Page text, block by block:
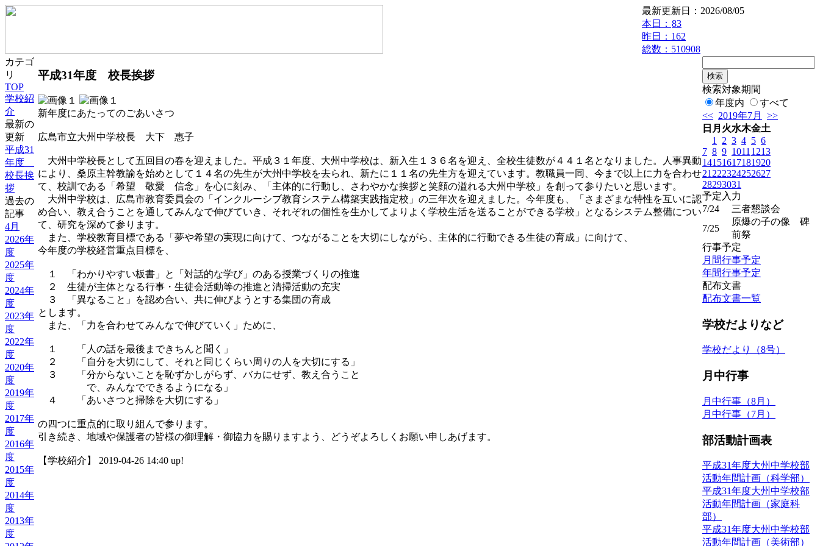
最新更新日：2026/08/05
本日： 83
昨日：162
総数：510908
カテゴ
リ
TOP
学校紹
介
最新の
更新
平成31
年度
校長挨
拶
過去の
記事
4月
2026年
度
2025年
度
2024年
度
2023年
度
2022年
度
2020年
度
2019年
度
2017年
度
2016年
度
2015年
度
2014年
度
2013年
度
平成31年度 校長挨拶
新年度にあたってのごあいさつ
広島市立大州中学校長 大下 惠子
大州中学校長として五回目の春を迎えました。平成３１年度、大州中学校は、新入生１３６名を迎え、全校生徒数が４４１名となりました。人事異動
により、桑原主幹教諭を始めとして１４名の先生が大州中学校を去られ、新たに１１名の先生方を迎えています。教職員一同、今まで以上に力を合わせ
て、校訓である「希望 敬愛 信念」を心に刻み、「主体的に行動し、さわやかな挨拶と笑顔の溢れる大州中学校」を創って参りたいと思います。
大州中学校は、広島市教育委員会の「インクルーシブ教育システム構築実践指定校」の三年次を迎えました。今年度も、「さまざまな特性を互いに認
め合い、教え合うことを通してみんなで伸びていき、それぞれの個性を生かしてよりよく学校生活を送ることができる学校」となるシステム整備につい
て、研究を深めて参ります。
また、学校教育目標である「夢や希望の実現に向けて、つながることを大切にしながら、主体的に行動できる生徒の育成」に向けて、
今年度の学校経営重点目標を、
１ 「わかりやすい板書」と「対話的な学び」のある授業づくりの推進
２ 生徒が主体となる行事・生徒会活動等の推進と清掃活動の充実
３ 「異なること」を認め合い、共に伸びようとする集団の育成
とします。
また、「力を合わせてみんなで伸びていく」ために、
１ 「人の話を最後まできちんと聞く」
２ 「自分を大切にして、それと同じくらい周りの人を大切にする」
３ 「分からないことを恥ずかしがらず、バカにせず、教え合うこと
で、みんなでできるようになる」
４ 「あいさつと掃除を大切にする」
の四つに重点的に取り組んで参ります。
引き続き、地域や保護者の皆様の御理解・御協力を賜りますよう、どうぞよろしくお願い申しあげます。
【学校紹介】 2019-04-26 14:40 up!
検索対象期間
年度内
すべて
<< 2019年7月
>>
日 月 火水木金土
1
2 3 4 5 6
7 8 9 1011 1213
14151617181920
21 222324252627
28293031
予定入力
7/24
三者懇談会
7/25
原爆の子の像 碑
前祭
行事予定
月間行事予定
年間行事予定
配布文書
配布文書一覧
学校だよりなど
学校だより（8号）
月中行事
月中行事（8月）
月中行事（7月）
部活動計画表
平成31年度大州中学校部
活動年間計画（科学部）
平成31年度大州中学校部
活動年間計画（家庭科
部）
平成31年度大州中学校部
活動年間計画（美術部）